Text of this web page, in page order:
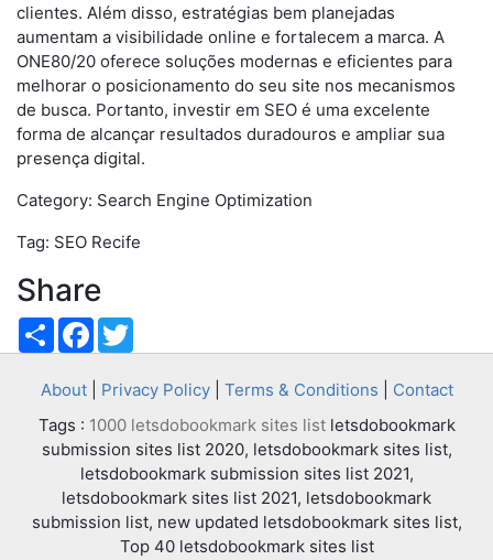
clientes. Além disso, estratégias bem planejadas
aumentam a visibilidade online e fortalecem a marca. A
ONE80/20 oferece soluções modernas e eficientes para
melhorar o posicionamento do seu site nos mecanismos
de busca. Portanto, investir em SEO é uma excelente
forma de alcançar resultados duradouros e ampliar sua
presença digital.
Category: Search Engine Optimization
Tag: SEO Recife
Share
ShareFacebook
About| Privacy Policy| Terms & Conditions
Contact
Tags : 1000 letsdobookmark sites listletsdobookmark
submission sites list 2020, letsdobookmark sites list,
letsdobookmark submission sites list 2021,
letsdobookmark sites list 2021, letsdobookmark
submission list, new updated letsdobookmark sites list,
Top 40 letsdobookmark sites list